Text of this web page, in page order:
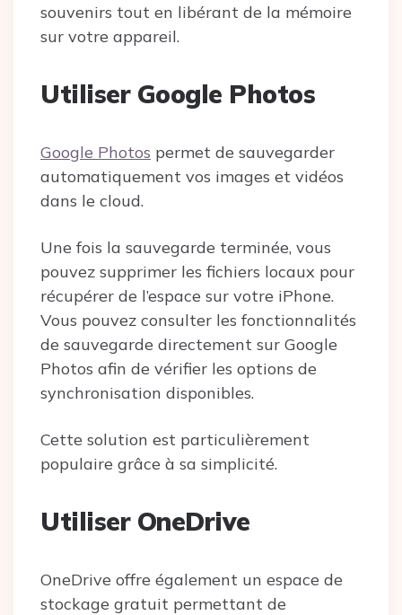
souvenirs tout en libérant de la mémoire
sur votre appareil.
Utiliser Google Photos
Google Photos permet de sauvegarder
automatiquement vos images et vidéos
dans le cloud.
Une fois la sauvegarde terminée, vous
pouvez supprimer les fichiers locaux pour
récupérer de l’espace sur votre iPhone.
Vous pouvez consulter les fonctionnalités
de sauvegarde directement sur Google
Photos afin de vérifier les options de
synchronisation disponibles.
Cette solution est particulièrement
populaire grâce à sa simplicité.
Utiliser OneDrive
OneDrive offre également un espace de
stockage gratuit permettant de